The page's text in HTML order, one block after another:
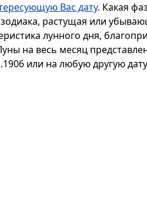
Вас дату. Какая
растущая или
лунного дня,
на весь месяц
или на любую другую